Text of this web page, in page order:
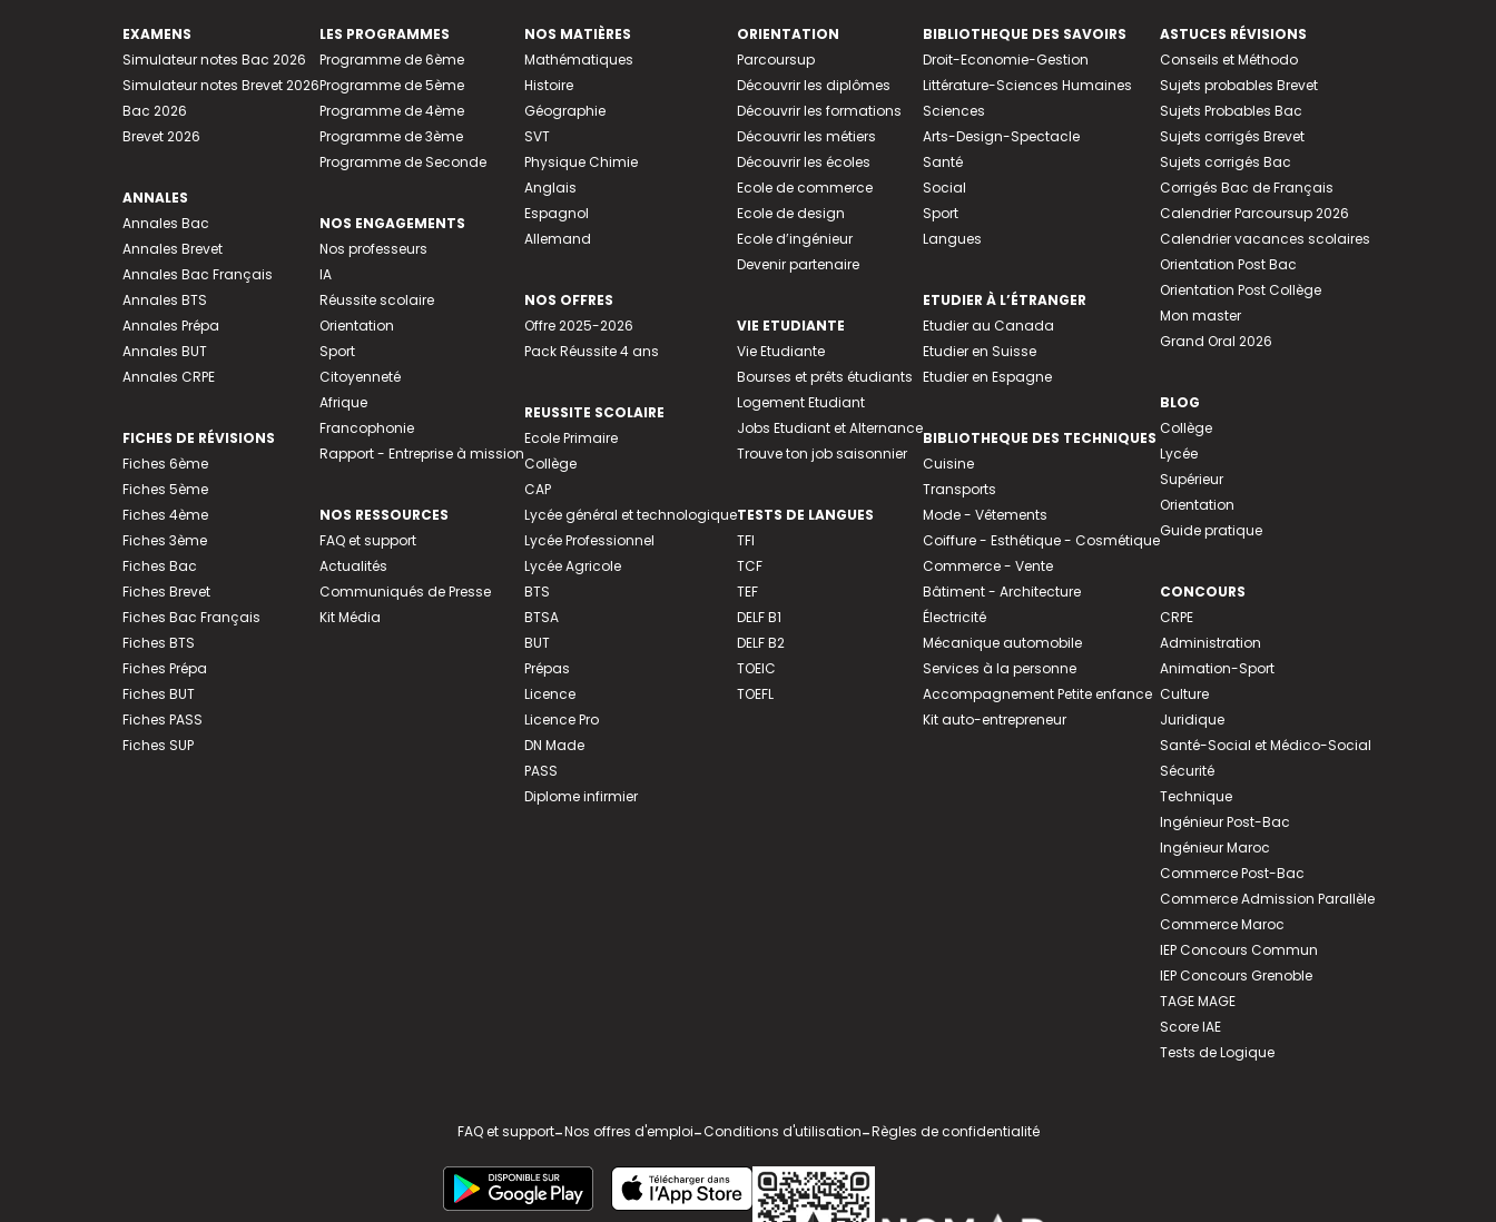
EXAMENS
Simulateur notes Bac 2026
Simulateur notes Brevet 2026
Bac 2026
Brevet 2026
ANNALES
Annales Bac
Annales Brevet
Annales Bac Français
Annales BTS
Annales Prépa
Annales BUT
Annales CRPE
FICHES DE RÉVISIONS
Fiches 6ème
Fiches 5ème
Fiches 4ème
Fiches 3ème
Fiches Bac
Fiches Brevet
Fiches Bac Français
Fiches BTS
Fiches Prépa
Fiches BUT
Fiches PASS
Fiches SUP
LES PROGRAMMES
Programme de 6ème
Programme de 5ème
Programme de 4ème
Programme de 3ème
Programme de Seconde
NOS ENGAGEMENTS
Nos professeurs
IA
Réussite scolaire
Orientation
Sport
Citoyenneté
Afrique
Francophonie
Rapport - Entreprise à mission
NOS RESSOURCES
FAQ et support
Actualités
Communiqués de Presse
Kit Média
NOS MATIÈRES
Mathématiques
Histoire
Géographie
SVT
Physique Chimie
Anglais
Espagnol
Allemand
NOS OFFRES
Offre 2025-2026
Pack Réussite 4 ans
REUSSITE SCOLAIRE
Ecole Primaire
Collège
CAP
Lycée général et technologique
Lycée Professionnel
Lycée Agricole
BTS
BTSA
BUT
Prépas
Licence
Licence Pro
DN Made
PASS
Diplome infirmier
ORIENTATION
Parcoursup
Découvrir les diplômes
Découvrir les formations
Découvrir les métiers
Découvrir les écoles
Ecole de commerce
Ecole de design
Ecole d’ingénieur
Devenir partenaire
VIE ETUDIANTE
Vie Etudiante
Bourses et prêts étudiants
Logement Etudiant
Jobs Etudiant et Alternance
Trouve ton job saisonnier
TESTS DE LANGUES
TFI
TCF
TEF
DELF B1
DELF B2
TOEIC
TOEFL
BIBLIOTHEQUE DES SAVOIRS
Droit-Economie-Gestion
Littérature-Sciences Humaines
Sciences
Arts-Design-Spectacle
Santé
Social
Sport
Langues
ETUDIER À L’ÉTRANGER
Etudier au Canada
Etudier en Suisse
Etudier en Espagne
BIBLIOTHEQUE DES TECHNIQUES
Cuisine
Transports
Mode - Vêtements
Coiffure - Esthétique - Cosmétique
Commerce - Vente
Bâtiment - Architecture
Électricité
Mécanique automobile
Services à la personne
Accompagnement Petite enfance
Kit auto-entrepreneur
ASTUCES RÉVISIONS
Conseils et Méthodo
Sujets probables Brevet
Sujets Probables Bac
Sujets corrigés Brevet
Sujets corrigés Bac
Corrigés Bac de Français
Calendrier Parcoursup 2026
Calendrier vacances scolaires
Orientation Post Bac
Orientation Post Collège
Mon master
Grand Oral 2026
BLOG
Collège
Lycée
Supérieur
Orientation
Guide pratique
CONCOURS
CRPE
Administration
Animation-Sport
Culture
Juridique
Santé-Social et Médico-Social
Sécurité
Technique
Ingénieur Post-Bac
Ingénieur Maroc
Commerce Post-Bac
Commerce Admission Parallèle
Commerce Maroc
IEP Concours Commun
IEP Concours Grenoble
TAGE MAGE
Score IAE
Tests de Logique
FAQ et support-Nos offres d'emploi-Conditions d'utilisation-Règles de confidentialité